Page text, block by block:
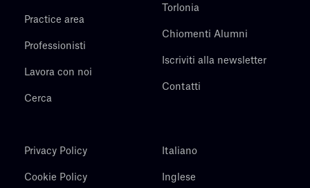
Practice area
Professionisti
Lavora con noi
Cerca
Torlonia
Chiomenti Alumni
Iscriviti alla newsletter
Contatti
Privacy Policy
Cookie Policy
Italiano
Inglese